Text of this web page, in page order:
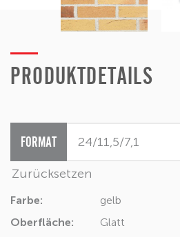
PRODUKTDETAILS
FORMAT
Zurücksetzen
Farbe:
gelb
Oberfläche:
Glatt